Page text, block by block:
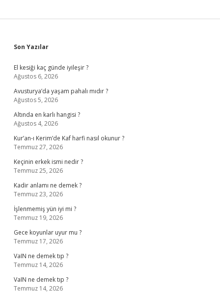
Sidebar
Son Yazılar
El kesiği kaç günde iyileşir ?
Ağustos 6, 2026
Avusturya’da yaşam pahalı mıdır ?
Ağustos 5, 2026
Altında en karlı hangisi ?
Ağustos 4, 2026
Kur’an-ı Kerim’de Kaf harfi nasıl okunur ?
Temmuz 27, 2026
Keçinin erkek ismi nedir ?
Temmuz 25, 2026
Kadir anlamı ne demek ?
Temmuz 23, 2026
İşlenmemiş yün iyi mi ?
Temmuz 19, 2026
Gece koyunlar uyur mu ?
Temmuz 17, 2026
VaIN ne demek tıp ?
Temmuz 14, 2026
VaIN ne demek tıp ?
Temmuz 14, 2026